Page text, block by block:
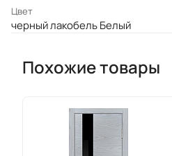
Цвет
черный лакобель Белый
Похожие товары